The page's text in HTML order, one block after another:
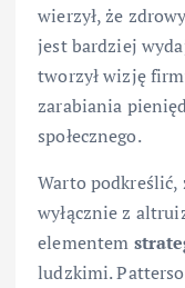
wierzył, że
jest bardziej
tworzył wizję
zarabiania
społecznego.
Warto podkreślić,
wyłącznie z
elementem
ludzkimi.